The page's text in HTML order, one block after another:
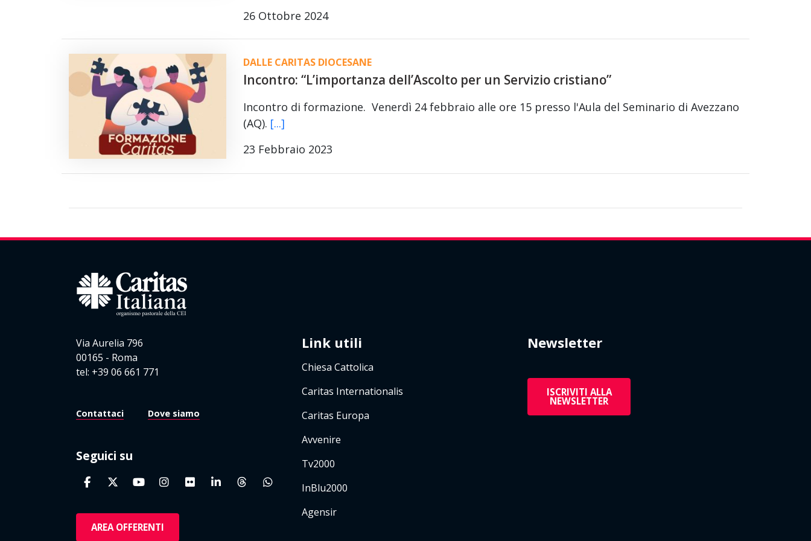
26 Ottobre 2024
DALLE CARITAS DIOCESANE
Incontro: “L’importanza dell’Ascolto per un Servizio cristiano”
Incontro di formazione. Venerdì 24 febbraio alle ore 15 presso l'Aula del Seminario di Avezzano
(AQ). [...]
23 Febbraio 2023
Via Aurelia 796
00165 - Roma
tel: +39 06 661 771
Contattaci Dove siamo
Seguici su
AREA OFFERENTI
Link utili
Chiesa Cattolica
Caritas Internationalis
Caritas Europa
Avvenire
Tv2000
InBlu2000
Agensir
Newsletter
ISCRIVITI ALLA
NEWSLETTER